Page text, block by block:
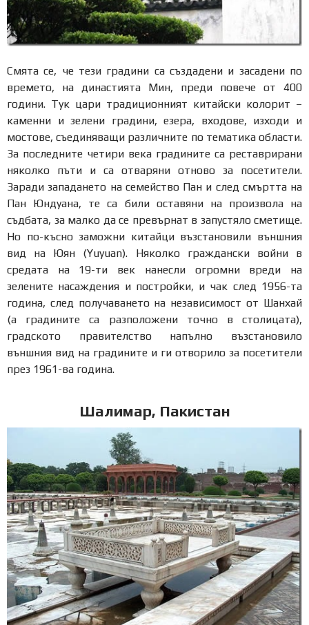
Смята се, че тези градини са създадени и засадени по
времето, на династията Мин, преди повече от 400
години. Тук цари традиционният китайски колорит –
каменни и зелени градини, езера, входове, изходи и
мостове, съединяващи различните по тематика области.
За последните четири века градините са реставрирани
няколко пъти и са отваряни отново за посетители.
Заради западането на семейство Пан и след смъртта на
Пан Юндуана, те са били оставяни на произвола на
съдбата, за малко да се превърнат в запустяло сметище.
Но по-късно заможни китайци възстановили външния
вид на Юян (Yuyuan). Няколко граждански войни в
средата на 19-ти век нанесли огромни вреди на
зелените насаждения и постройки, и чак след 1956-та
година, след получаването на независимост от Шанхай
(а градините са разположени точно в столицата),
градското правителство напълно възстановило
външния вид на градините и ги отворило за посетители
през 1961-ва година.
Шалимар, Пакистан